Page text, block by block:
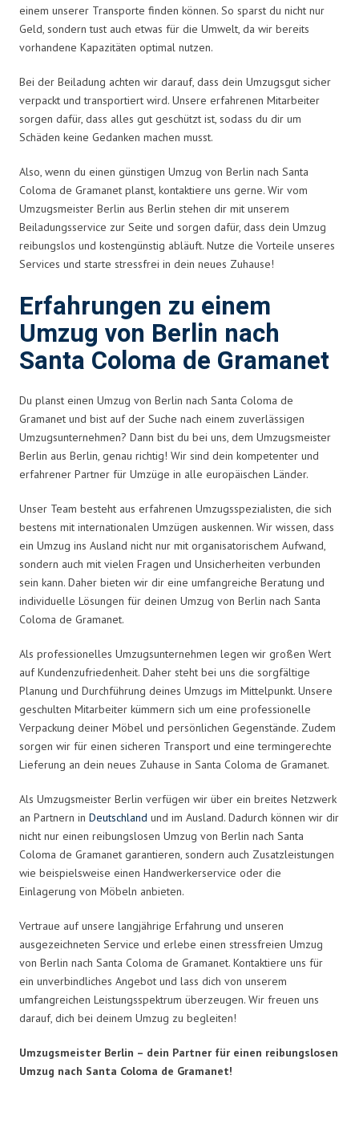
einem unserer Transporte finden können. So sparst du nicht nur
Geld, sondern tust auch etwas für die Umwelt, da wir bereits
vorhandene Kapazitäten optimal nutzen.
Bei der Beiladung achten wir darauf, dass dein Umzugsgut sicher
verpackt und transportiert wird. Unsere erfahrenen Mitarbeiter
sorgen dafür, dass alles gut geschützt ist, sodass du dir um
Schäden keine Gedanken machen musst.
Also, wenn du einen günstigen Umzug von Berlin nach Santa
Coloma de Gramanet planst, kontaktiere uns gerne. Wir vom
Umzugsmeister Berlin aus Berlin stehen dir mit unserem
Beiladungsservice zur Seite und sorgen dafür, dass dein Umzug
reibungslos und kostengünstig abläuft. Nutze die Vorteile unseres
Services und starte stressfrei in dein neues Zuhause!
Erfahrungen zu einem
Umzug von Berlin nach
Santa Coloma de Gramanet
Du planst einen Umzug von Berlin nach Santa Coloma de
Gramanet und bist auf der Suche nach einem zuverlässigen
Umzugsunternehmen? Dann bist du bei uns, dem Umzugsmeister
Berlin aus Berlin, genau richtig! Wir sind dein kompetenter und
erfahrener Partner für Umzüge in alle europäischen Länder.
Unser Team besteht aus erfahrenen Umzugsspezialisten, die sich
bestens mit internationalen Umzügen auskennen. Wir wissen, dass
ein Umzug ins Ausland nicht nur mit organisatorischem Aufwand,
sondern auch mit vielen Fragen und Unsicherheiten verbunden
sein kann. Daher bieten wir dir eine umfangreiche Beratung und
individuelle Lösungen für deinen Umzug von Berlin nach Santa
Coloma de Gramanet.
Als professionelles Umzugsunternehmen legen wir großen Wert
auf Kundenzufriedenheit. Daher steht bei uns die sorgfältige
Planung und Durchführung deines Umzugs im Mittelpunkt. Unsere
geschulten Mitarbeiter kümmern sich um eine professionelle
Verpackung deiner Möbel und persönlichen Gegenstände. Zudem
sorgen wir für einen sicheren Transport und eine termingerechte
Lieferung an dein neues Zuhause in Santa Coloma de Gramanet.
Als Umzugsmeister Berlin verfügen wir über ein breites Netzwerk
an Partnern in Deutschland und im Ausland. Dadurch können wir dir
nicht nur einen reibungslosen Umzug von Berlin nach Santa
Coloma de Gramanet garantieren, sondern auch Zusatzleistungen
wie beispielsweise einen Handwerkerservice oder die
Einlagerung von Möbeln anbieten.
Vertraue auf unsere langjährige Erfahrung und unseren
ausgezeichneten Service und erlebe einen stressfreien Umzug
von Berlin nach Santa Coloma de Gramanet. Kontaktiere uns für
ein unverbindliches Angebot und lass dich von unserem
umfangreichen Leistungsspektrum überzeugen. Wir freuen uns
darauf, dich bei deinem Umzug zu begleiten!
Umzugsmeister Berlin – dein Partner für einen reibungslosen
Umzug nach Santa Coloma de Gramanet!